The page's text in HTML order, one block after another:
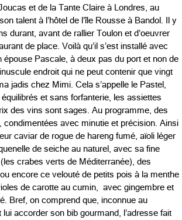
et de la Tante Claire à Londres, au
talent à l’hôtel de l’île Rousse à Bandol. Il y
durant, avant de rallier Toulon et d’oeuvrer
de place. Voilà qu’il s’est installé avec
Pascale, à deux pas du port et non de
endroit qui ne peut contenir que vingt
jadis chez Mimi. Cela s’appelle le Pastel,
et sans forfanterie, les assiettes
des vins sont sages. Au programme, des
condimentées avec minutie et précision. Ainsi
caviar de rogue de hareng fumé, aïoli léger
de seiche au naturel, avec sa fine
crabes verts de Méditerranée), des
encore ce velouté de petits pois à la menthe
de carotte au cumin, avec gingembre et
Bref, on comprend que, inconnue au
lui accorder son bib gourmand, l’adresse fait